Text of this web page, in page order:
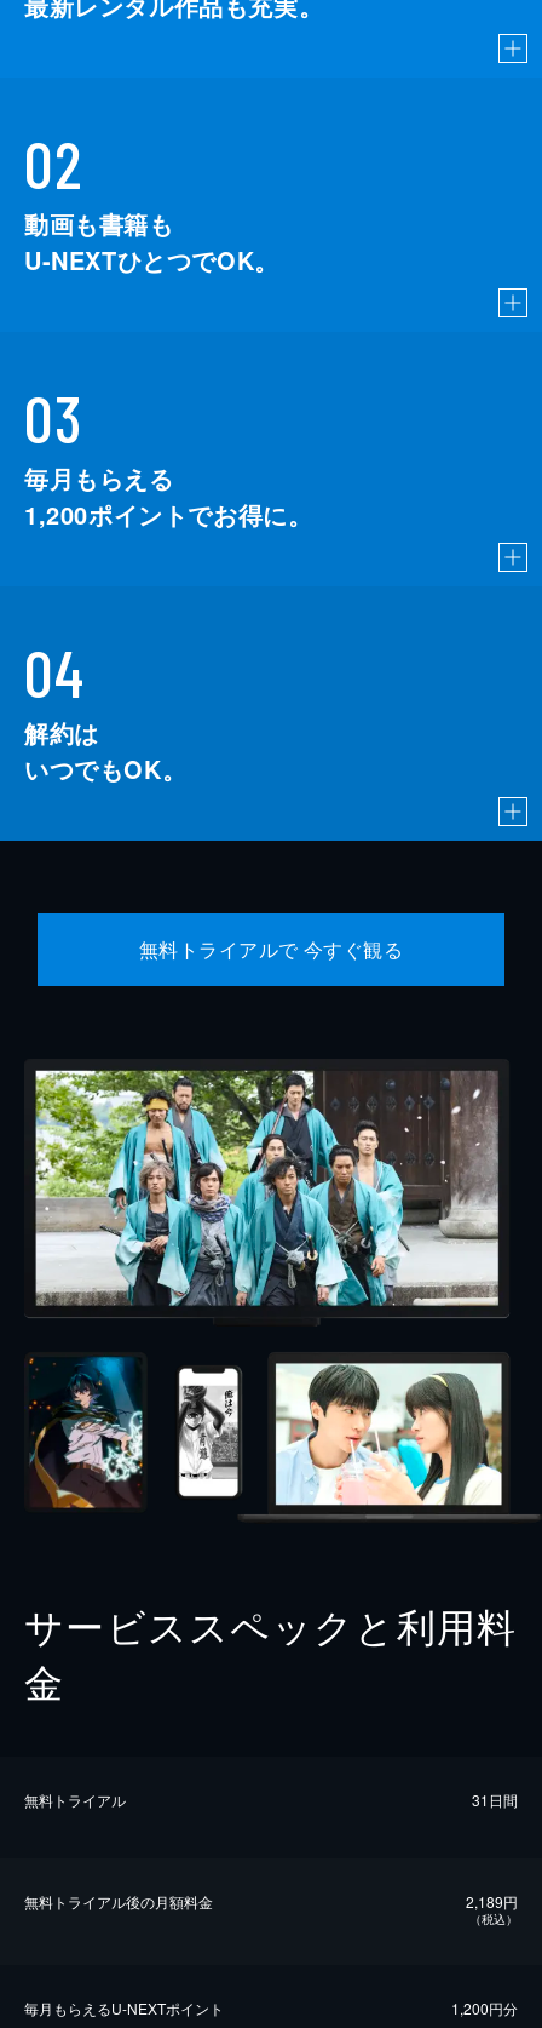
02
動画も書籍も
U-NEXTひとつでOK。
03
毎月もらえる
1,200ポイントでお得に。
04
解約は
いつでもOK。
無料トライアルで 今すぐ観る
サービススペックと利用料
金
無料トライアル 31日間
無料トライアル後の⽉額料金 2,189円
（税込）
毎⽉もらえるU-NEXTポイント 1,200円分